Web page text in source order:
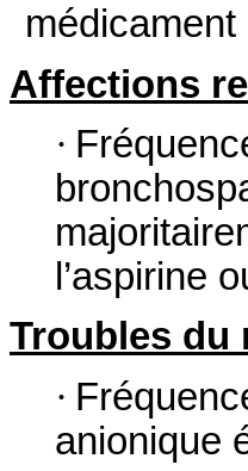
Affections
·
l’aspirine
Troubles du
·
anionique